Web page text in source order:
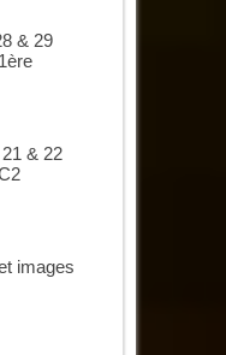
& 29
& 22
images